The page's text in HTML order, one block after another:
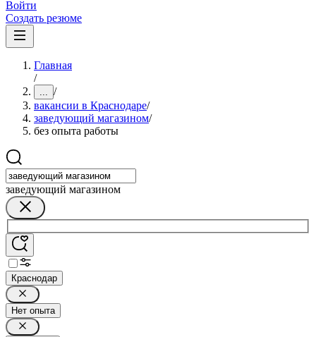
Войти
Создать резюме
Главная
/
... /
вакансии в Краснодаре/
заведующий магазином/
без опыта работы
заведующий магазином
Краснодар
Нет опыта